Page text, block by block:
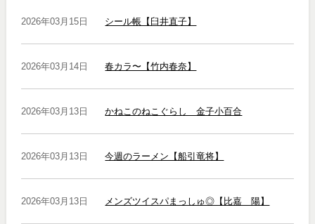
2026年03月15日 シール帳【臼井直子】
2026年03月14日 春カラ〜【竹内春奈】
2026年03月13日 かねこのねこぐらし 金子小百合
2026年03月13日 今週のラーメン【船引竜将】
2026年03月13日 メンズツイスパまっしゅ◎【比嘉 陽】